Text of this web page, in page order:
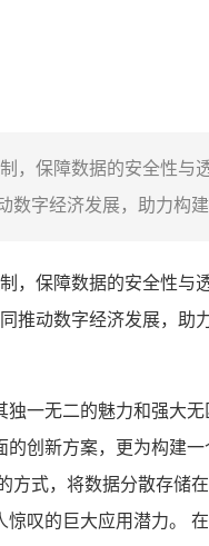
，保障数据的安全性与
数字经济发展，助力构
，保障数据的安全性与
推动数字经济发展，助
一无二的魅力和强大
创新方案，更为构建
式，将数据分散存储
叹的巨大应用潜力。